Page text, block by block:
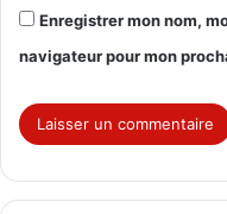
Enregistrer mon nom,
navigateur pour mon